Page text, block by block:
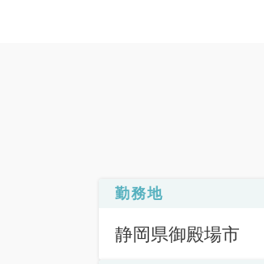
勤務地
静岡県御殿場市